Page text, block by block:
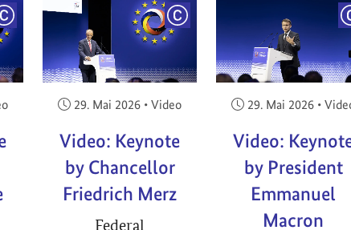
COPYRIGHT COPYRIGHT
Veröffentlicht am:
29. Mai 2026 • Video
Video: Keynote
by Chancellor
Friedrich Merz
Federal
Veröffentlicht am:
29. Mai 2026 •
Video:
by President
Emmanuel
Macron